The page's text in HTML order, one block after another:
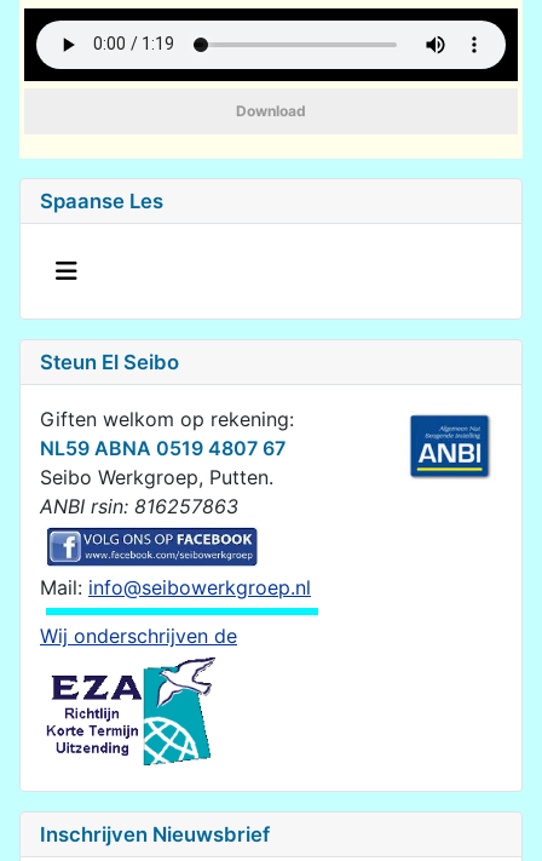
Spaanse Les
Steun El Seibo
Giften welkom op rekening:
NL59 ABNA 0519 4807 67
Seibo Werkgroep, Putten.
ANBI rsin: 816257863
Mail: info@seibowerkgroep.nl
Wij onderschrijven de
Inschrijven Nieuwsbrief
Download